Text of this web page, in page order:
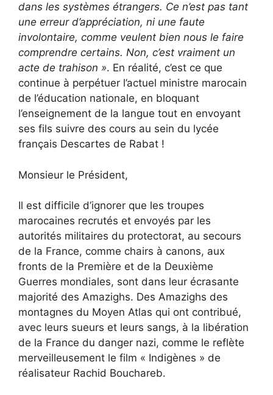
dans les systèmes étrangers. Ce n’est pas tant
une erreur d’appréciation, ni une faute
involontaire, comme veulent bien nous le faire
comprendre certains. Non, c’est vraiment un
acte de trahison ». En réalité, c’est ce que
continue à perpétuer l’actuel ministre marocain
de l’éducation nationale, en bloquant
l’enseignement de la langue tout en envoyant
ses fils suivre des cours au sein du lycée
français Descartes de Rabat !
Monsieur le Président,
Il est difficile d’ignorer que les troupes
marocaines recrutés et envoyés par les
autorités militaires du protectorat, au secours
de la France, comme chairs à canons, aux
fronts de la Première et de la Deuxième
Guerres mondiales, sont dans leur écrasante
majorité des Amazighs. Des Amazighs des
montagnes du Moyen Atlas qui ont contribué,
avec leurs sueurs et leurs sangs, à la libération
de la France du danger nazi, comme le reflète
merveilleusement le film « Indigènes » de
réalisateur Rachid Bouchareb.